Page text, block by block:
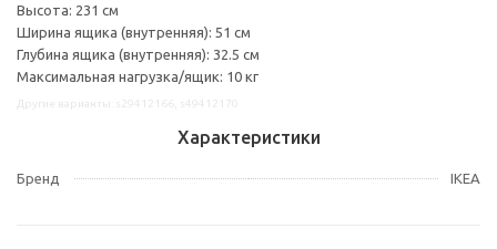
Высота: 231 см
Ширина ящика (внутренняя): 51 см
Глубина ящика (внутренняя): 32.5 см
Максимальная нагрузка/ящик: 10 кг
Характеристики
Бренд IKEA